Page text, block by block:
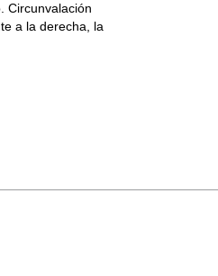
Circunvalación
a la derecha, la